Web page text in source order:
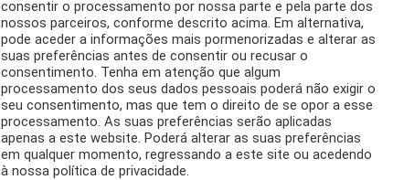
consentir o processamento por nossa parte e pela parte dos
nossos parceiros, conforme descrito acima. Em alternativa,
pode aceder a informações mais pormenorizadas e alterar as
suas preferências antes de consentir ou recusar o
consentimento. Tenha em atenção que algum
processamento dos seus dados pessoais poderá não exigir o
seu consentimento, mas que tem o direito de se opor a esse
processamento. As suas preferências serão aplicadas
apenas a este website. Poderá alterar as suas preferências
em qualquer momento, regressando a este site ou acedendo
à nossa política de privacidade.